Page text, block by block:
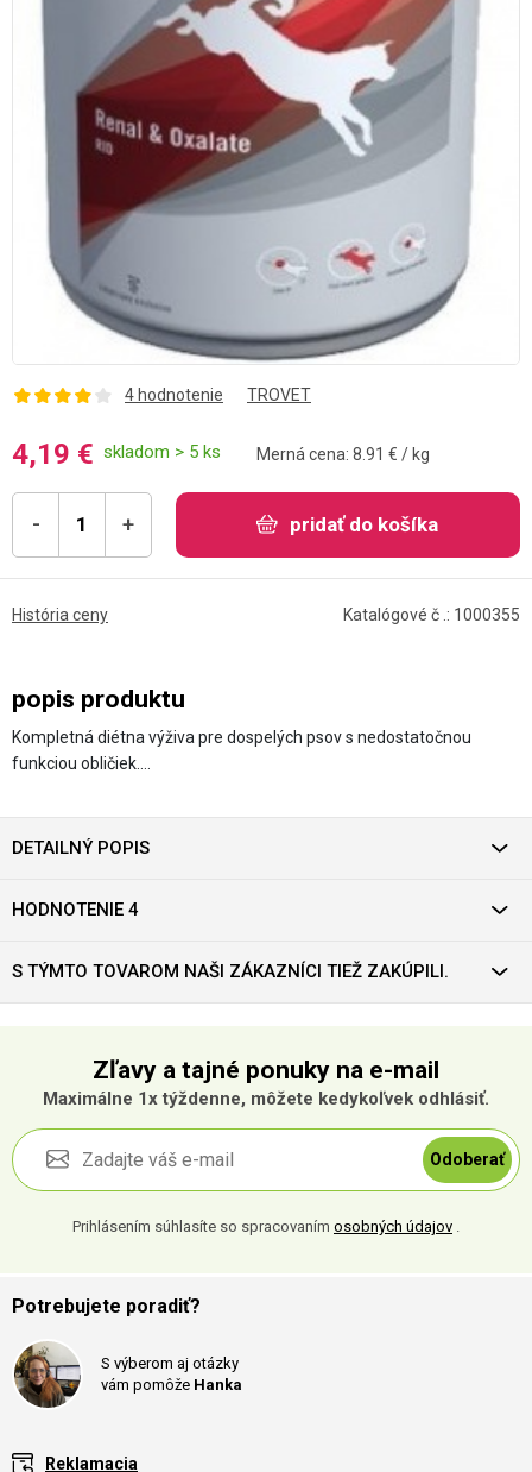
4 hodnotenie TROVET
popis produktu
Kompletná diétna výživa pre dospelých psov s nedostatočnou
funkciou obličiek.…
4,19 € skladom > 5 ks Merná cena: 8.91 € / kg
- + pridať do košíka
História ceny Katalógové č .: 1000355
DETAILNÝ POPIS
HODNOTENIE 4
S TÝMTO TOVAROM NAŠI ZÁKAZNÍCI TIEŽ ZAKÚPILI.
Zľavy a tajné ponuky na e-mail
Maximálne 1x týždenne, môžete kedykoľvek odhlásiť.
Odoberať
Prihlásením súhlasíte so spracovaním osobných údajov
Potrebujete poradiť?
S výberom aj otázky
vám pomôže Hanka
Reklamacia